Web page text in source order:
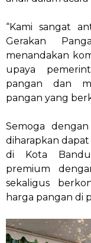
“Kami sangat
Gerakan
menandakan
upaya
pangan dan
pangan yang
Semoga
diharapkan
di Kota
premium
sekaligus
harga pangan di